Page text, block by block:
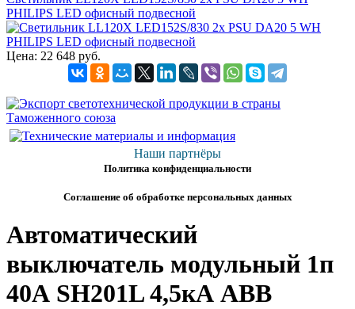
PHILIPS LED офисный подвесной
Цена: 22 648 руб.
Наши партнёры
Политика конфиденциальности
Соглашение об обработке персональных данных
Автоматический
выключатель модульный 1п
40А SH201L 4,5кА ABB